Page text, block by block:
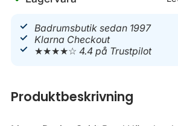
Badrumsbutik sedan 1997
Klarna Checkout
★★★★☆4.4 på Trustpilot
Produktbeskrivning